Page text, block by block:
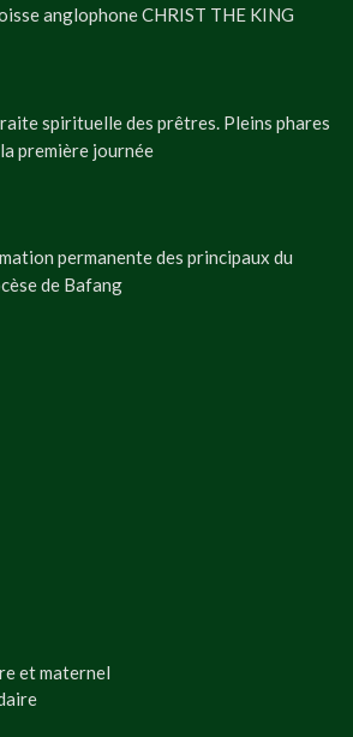
anglophone CHRIST THE KING
spirituelle des prêtres. Pleins phares
première journée
permanente des principaux du
de Bafang
et maternel